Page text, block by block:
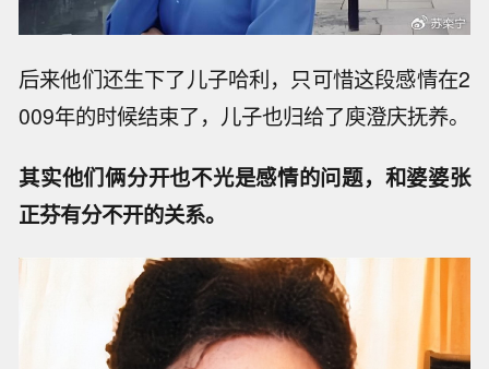
后来他们还生下了儿子哈利，只可惜这段感情在2
009年的时候结束了，儿子也归给了庾澄庆抚养。
其实他们俩分开也不光是感情的问题，和婆婆张
正芬有分不开的关系。